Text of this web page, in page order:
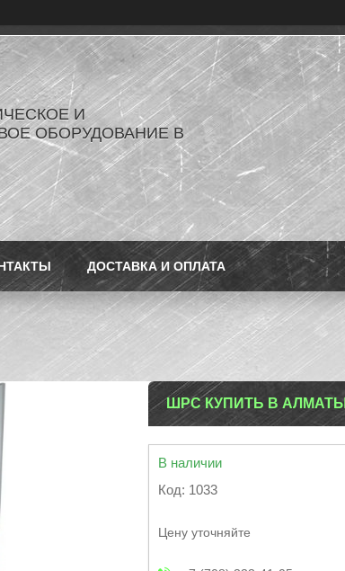
И
ОБОРУДОВАНИЕ В
ДОСТАВКА И ОПЛАТА
ШРС КУПИТЬ В АЛМАТЫ
В наличии
Код: 1033
Цену уточняйте